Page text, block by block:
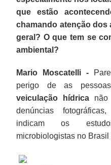
que estão
chamando atenção dos
geral? O que tem se
ambiental?
Mario Moscatelli -
perigo de as
veiculação hídrica não
denúncias
indicam os
microbiologistas no Brasil